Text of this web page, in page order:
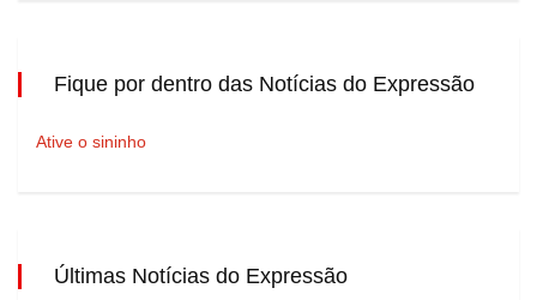
Fique por dentro das Notícias do Expressão
Ative o sininho
Últimas Notícias do Expressão